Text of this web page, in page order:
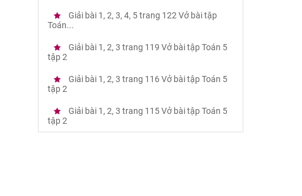
Giải bài 1, 2, 3, 4, 5 trang 122 Vở bài tập
Toán...
Giải bài 1, 2, 3 trang 119 Vở bài tập Toán 5
tập 2
Giải bài 1, 2, 3 trang 116 Vở bài tập Toán 5
tập 2
Giải bài 1, 2, 3 trang 115 Vở bài tập Toán 5
tập 2